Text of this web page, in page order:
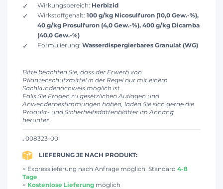
Wirkungsbereich: Herbizid
Wirkstoffgehalt: 100 g/kg Nicosulfuron (10,0 Gew.-%),
40 g/kg Prosulfuron (4,0 Gew.-%), 400 g/kg Dicamba
(40,0 Gew.-%)
Formulierung: Wasserdispergierbares Granulat (WG)
Bitte beachten Sie, dass der Erwerb von
Pflanzenschutzmittel in der Regel nur mit einem
Sachkundenachweis möglich ist.
Falls Sie Fragen zu gesetzlichen Auflagen und
Anwenderbestimmungen haben, laden Sie sich gerne die
Produkt- und Sicherheitsdattenblätter im Anhang
herunter.
. 008323-00
LIEFERUNG JE NACH PRODUKT:
> Expresslieferung nach Anfrage möglich. Standard 4-8
Tage
> Kostenlose Lieferung möglich